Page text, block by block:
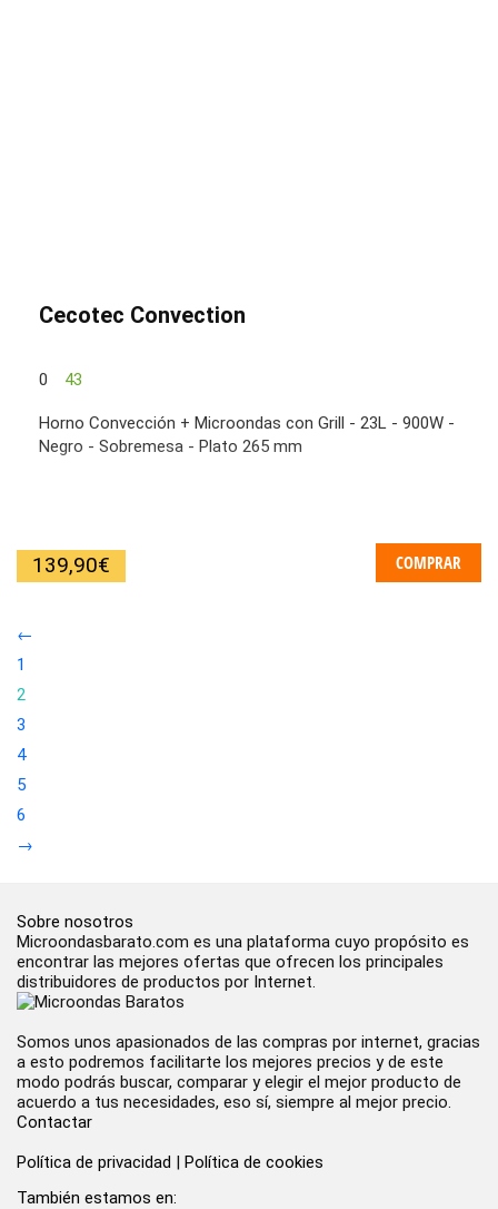
Cecotec Convection
0 43
Horno Convección + Microondas con Grill - 23L - 900W -
Negro - Sobremesa - Plato 265 mm
139,90€ COMPRAR
←
1
2
3
4
5
6
→
Sobre nosotros
Microondasbarato.com es una plataforma cuyo propósito es
encontrar las mejores ofertas que ofrecen los principales
distribuidores de productos por Internet.
Somos unos apasionados de las compras por internet, gracias
a esto podremos facilitarte los mejores precios y de este
modo podrás buscar, comparar y elegir el mejor producto de
acuerdo a tus necesidades, eso sí, siempre al mejor precio.
Contactar
Política de privacidad | Política de cookies
También estamos en: